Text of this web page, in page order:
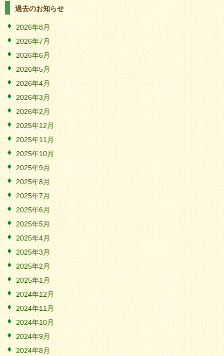
過去のお知らせ
2026年8月
2026年7月
2026年6月
2026年5月
2026年4月
2026年3月
2026年2月
2025年12月
2025年11月
2025年10月
2025年9月
2025年8月
2025年7月
2025年6月
2025年5月
2025年4月
2025年3月
2025年2月
2025年1月
2024年12月
2024年11月
2024年10月
2024年9月
2024年8月